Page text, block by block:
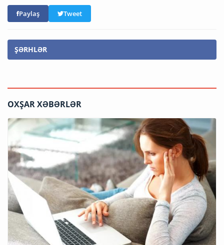
Paylaş Tweet
ŞƏRHLƏR
OXŞAR XƏBƏRLƏR